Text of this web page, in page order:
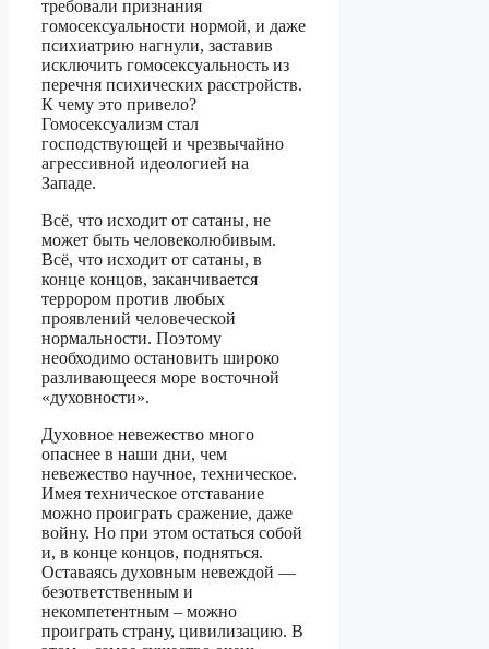
требовали признания
гомосексуальности нормой, и даже
психиатрию нагнули, заставив
исключить гомосексуальность из
перечня психических расстройств.
К чему это привело?
Гомосексуализм стал
господствующей и чрезвычайно
агрессивной идеологией на
Западе.
Всё, что исходит от сатаны, не
может быть человеколюбивым.
Всё, что исходит от сатаны, в
конце концов, заканчивается
террором против любых
проявлений человеческой
нормальности. Поэтому
необходимо остановить широко
разливающееся море восточной
«духовности».
Духовное невежество много
опаснее в наши дни, чем
невежество научное, техническое.
Имея техническое отставание
можно проиграть сражение, даже
войну. Но при этом остаться собой
и, в конце концов, подняться.
Оставаясь духовным невеждой —
безответственным и
некомпетентным – можно
проиграть страну, цивилизацию. В